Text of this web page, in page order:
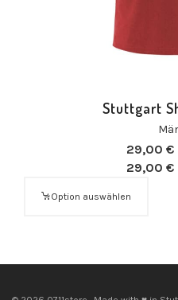
Stuttgart
29,00 €
29,00 €
Option auswählen